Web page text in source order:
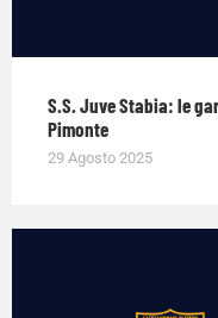
S.S. Juve Stabia: le
Pimonte
29 Agosto 2025